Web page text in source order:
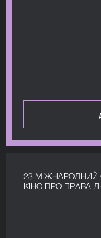
23 МІЖНАРОДНИЙ
КІНО ПРО ПРАВА